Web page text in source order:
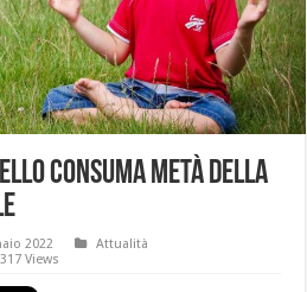
consuma metà della
2022
Attualità
317 Views